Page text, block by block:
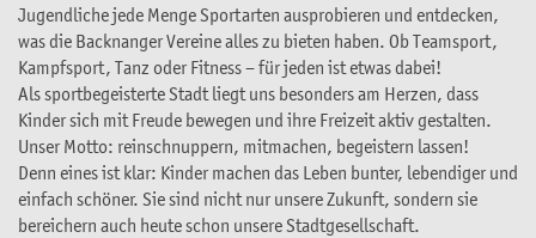
Jugendliche jede Menge Sportarten ausprobieren und entdecken,
was die Backnanger Vereine alles zu bieten haben. Ob Teamsport,
Kampfsport, Tanz oder Fitness – für jeden ist etwas dabei!
Als sportbegeisterte Stadt liegt uns besonders am Herzen, dass
Kinder sich mit Freude bewegen und ihre Freizeit aktiv gestalten.
Unser Motto: reinschnuppern, mitmachen, begeistern lassen!
Denn eines ist klar: Kinder machen das Leben bunter, lebendiger und
einfach schöner. Sie sind nicht nur unsere Zukunft, sondern sie
bereichern auch heute schon unsere Stadtgesellschaft.